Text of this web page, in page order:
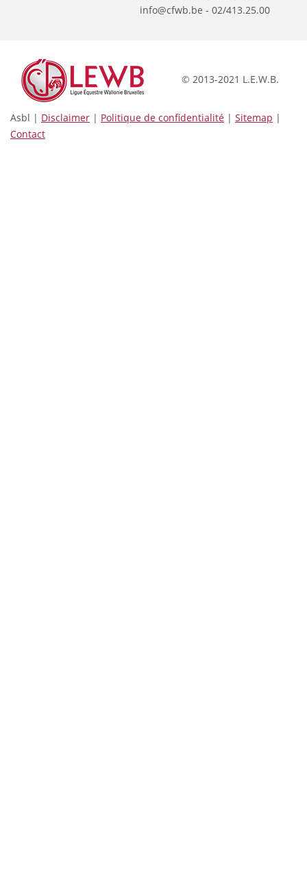
info@cfwb.be - 02/413.25.00
© 2013-2021 L.E.W.B.
Asbl | Disclaimer | Politique de confidentialité | Sitemap |
Contact